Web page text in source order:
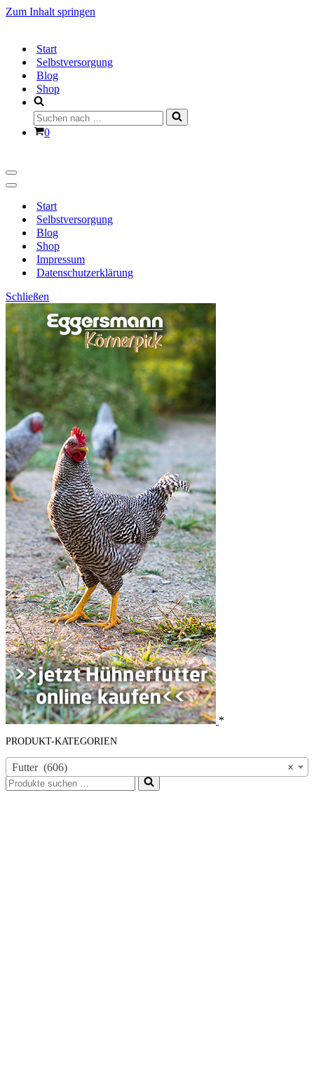
Zum Inhalt springen
Start
Selbstversorgung
Blog
Shop
Suchen
nach …
Warenkorb
0
Navigationsmenü
Navigationsmenü
Start
Selbstversorgung
Blog
Shop
Impressum
Datenschutzerklärung
Schließen
*
PRODUKT-KATEGORIEN
×
Futter (606)
Suchen
nach …